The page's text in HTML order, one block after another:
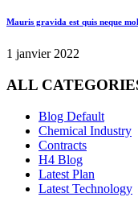
Mauris gravida est quis neque
1 janvier 2022
ALL
Blog Default
Chemical Industry
Contracts
H4 Blog
Latest Plan
Latest Technology